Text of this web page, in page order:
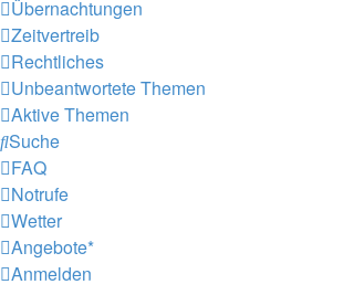
Übernachtungen
Zeitvertreib
Rechtliches
Unbeantwortete Themen
Aktive Themen
Suche
FAQ
Notrufe
Wetter
Angebote*
Anmelden